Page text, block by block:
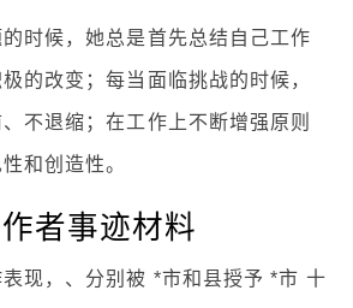
时候，她总是首先总结自己工作
的改变；每当面临挑战的时候，
不退缩；在工作上不断增强原则
和创造性。
者事迹材料
现，、分别被 *市和县授予 *市 十